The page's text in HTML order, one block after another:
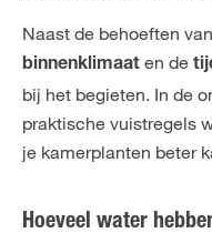
Naast de behoeften
binnenklimaat en de
bij het begieten. In de
praktische vuistregels
je kamerplanten beter
Hoeveel water